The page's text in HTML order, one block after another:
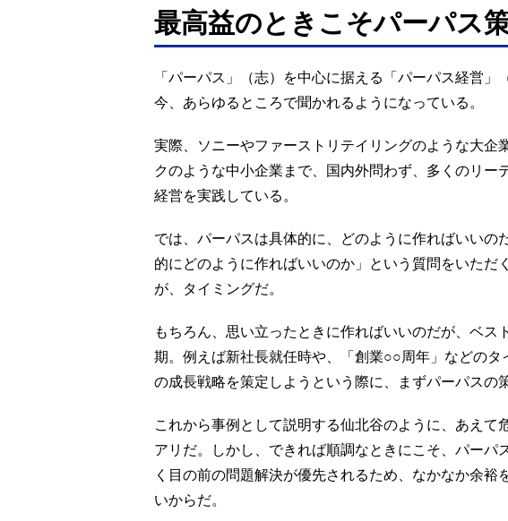
最高益のときこそパーパス
「パーパス」（志）を中心に据える「パーパス経営
今、あらゆるところで聞かれるようになっている。
実際、ソニーやファーストリテイリングのような大企
クのような中小企業まで、国内外問わず、多くのリー
経営を実践している。
では、パーパスは具体的に、どのように作ればいいの
的にどのように作ればいいのか」という質問をいただ
が、タイミングだ。
もちろん、思い立ったときに作ればいいのだが、ベス
期。例えば新社長就任時や、「創業○○周年」などのタ
の成長戦略を策定しようという際に、まずパーパスの
これから事例として説明する仙北谷のように、あえて
アリだ。しかし、できれば順調なときにこそ、パーパ
く目の前の問題解決が優先されるため、なかなか余裕
いからだ。